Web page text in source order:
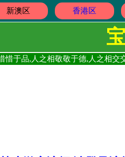
新澳区 香港区
惜于品,人之相敬敬于德,人之相